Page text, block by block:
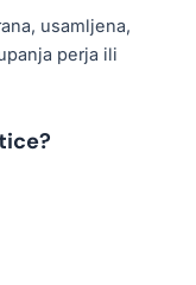
usamljena,
perja ili